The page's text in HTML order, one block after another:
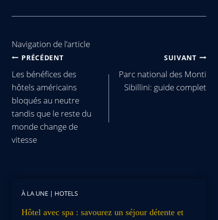
Navigation de l’article
PRÉCÉDENT
Les bénéfices des
hôtels américains
bloqués au neutre
tandis que le reste du
monde change de
vitesse
SUIVANT
Parc national des Monti
Sibillini: guide complet
À LA UNE | HOTELS
Hôtel avec spa : savourez un séjour détente et